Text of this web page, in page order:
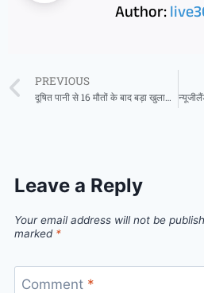
Author:
PREVIOUS
दूषित पानी से 16 मौतों के बाद बड़ा खुलासा, बरसों पहले ही जारी किया था ALERT ‘पीने लायक ही नहीं भूजल
Leave a Reply
Your email address will not be
marked *
Comment *